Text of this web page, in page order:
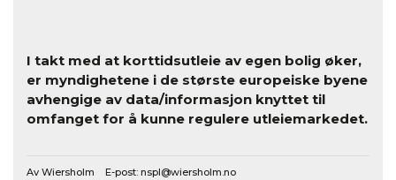
I takt med at korttidsutleie av egen bolig øker,
er myndighetene i de største europeiske byene
avhengige av data/informasjon knyttet til
omfanget for å kunne regulere utleiemarkedet.
Av Wiersholm E-post: nspl@wiersholm.no